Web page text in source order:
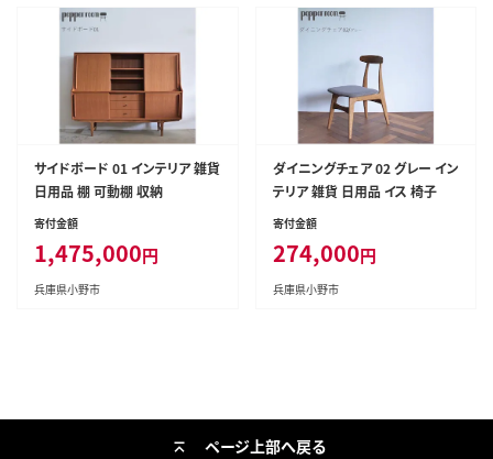
サイドボード 01 インテリア 雑貨
日用品 棚 可動棚 収納
寄付金額
1,475,000円
兵庫県小野市
ダイニングチェア 02 グレー イン
テリア 雑貨 日用品 イス 椅子
寄付金額
274,000円
兵庫県小野市
ページ上部へ戻る